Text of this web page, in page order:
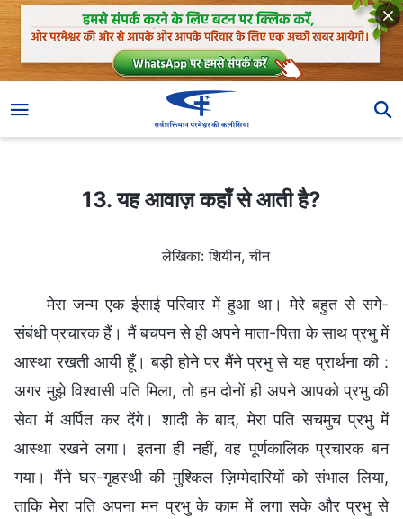
13. यह आवाज़ कहाँ से आती है?
लेखिका: शियीन, चीन
मेरा जन्म एक ईसाई परिवार में हुआ था। मेरे बहुत से सगे-
संबंधी प्रचारक हैं। मैं बचपन से ही अपने माता-पिता के साथ प्रभु में
आस्था रखती आयी हूँ। बड़ी होने पर मैंने प्रभु से यह प्रार्थना की :
अगर मुझे विश्वासी पति मिला, तो हम दोनों ही अपने आपको प्रभु की
सेवा में अर्पित कर देंगे। शादी के बाद, मेरा पति सचमुच प्रभु में
आस्था रखने लगा। इतना ही नहीं, वह पूर्णकालिक प्रचारक बन
गया। मैंने घर-गृहस्थी की मुश्किल ज़िम्मेदारियों को संभाल लिया,
ताकि मेरा पति अपना मन प्रभु के काम में लगा सके और प्रभु से